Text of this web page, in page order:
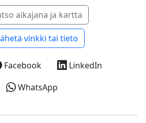
aikajana ja kartta
vinkki tai tieto
Facebook
LinkedIn
WhatsApp